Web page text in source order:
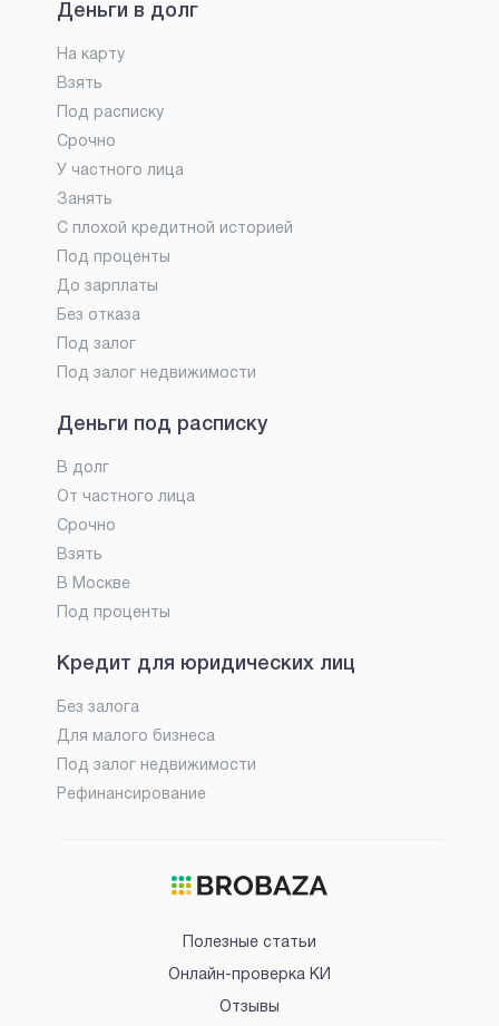
Деньги в долг
На карту
Взять
Под расписку
Срочно
У частного лица
Занять
С плохой кредитной историей
Под проценты
До зарплаты
Без отказа
Под залог
Под залог недвижимости
Деньги под расписку
В долг
От частного лица
Срочно
Взять
В Москве
Под проценты
Кредит для юридических лиц
Без залога
Для малого бизнеса
Под залог недвижимости
Рефинансирование
Полезные статьи
Онлайн-проверка КИ
Отзывы